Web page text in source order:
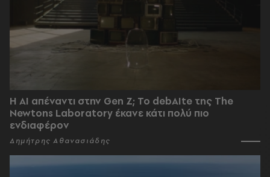
Η AI απέναντι στην Gen Z; Το debAIte της The
Newtons Laboratory έκανε κάτι πολύ πιο
ενδιαφέρον
Δημήτρης Αθανασιάδης